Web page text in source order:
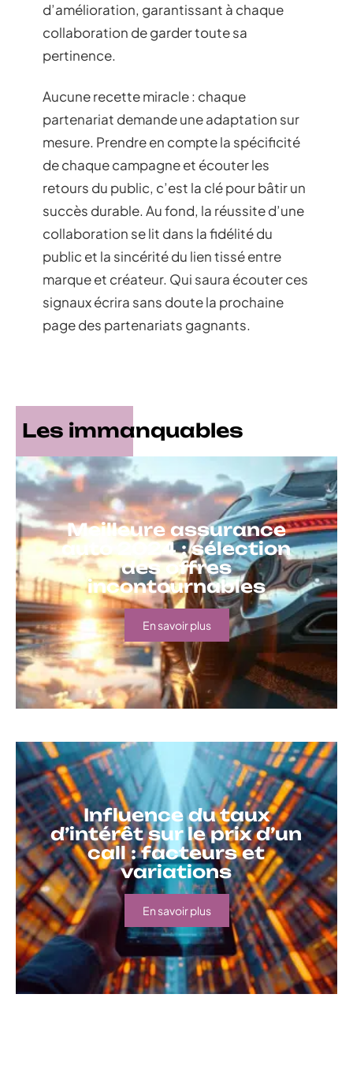
d’amélioration, garantissant à chaque
collaboration de garder toute sa
pertinence.
Aucune recette miracle : chaque
partenariat demande une adaptation sur
mesure. Prendre en compte la spécificité
de chaque campagne et écouter les
retours du public, c’est la clé pour bâtir un
succès durable. Au fond, la réussite d’une
collaboration se lit dans la fidélité du
public et la sincérité du lien tissé entre
marque et créateur. Qui saura écouter ces
signaux écrira sans doute la prochaine
page des partenariats gagnants.
Les immanquables
Meilleure assurance
auto 2024 : sélection
des offres
incontournables
En savoir plus
Influence du taux
d’intérêt sur le prix d’un
call : facteurs et
variations
En savoir plus